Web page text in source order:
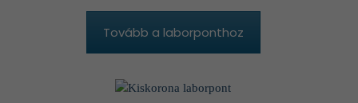
Tovább a laborponthoz